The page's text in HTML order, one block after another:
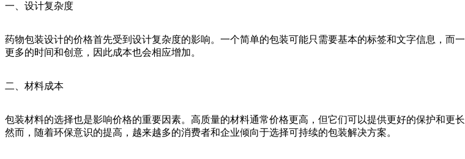
一、设计复杂度
药物包装设计的价格首先受到设计复杂度的影响。一个简单的包装可能只需要基本的标签和文字信息，
更多的时间和创意，因此成本也会相应增加。
二、材料成本
包装材料的选择也是影响价格的重要因素。高质量的材料通常价格更高，但它们可以提供更好的保护和更
然而，随着环保意识的提高，越来越多的消费者和企业倾向于选择可持续的包装解决方案。